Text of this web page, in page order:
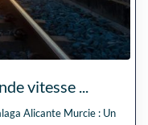
vitesse ...
Alicante Murcie : Un